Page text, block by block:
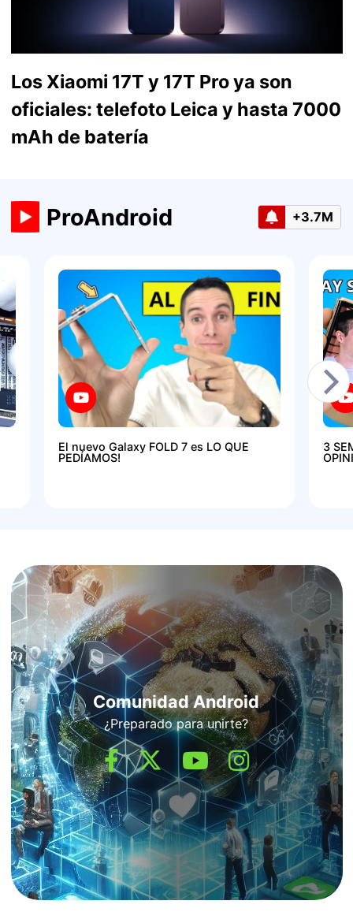
Los Xiaomi 17T y 17T Pro ya son
oficiales: telefoto Leica y hasta 7000
mAh de batería
ProAndroid +3.7M
El nuevo Galaxy FOLD 7 es LO QUE
PEDÍAMOS!
3
Comunidad Android
¿Preparado para unirte?